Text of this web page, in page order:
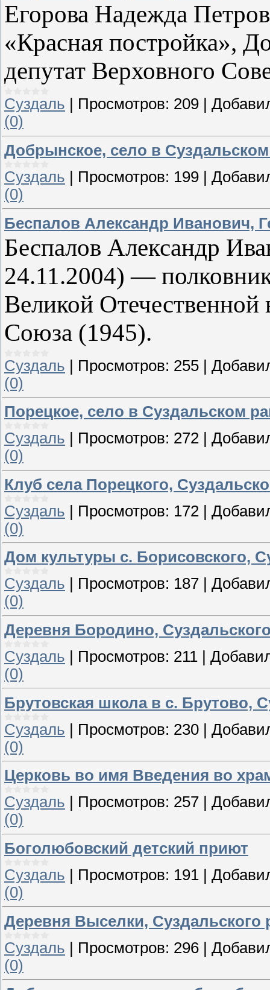
Егорова Надежда
«Красная постройка»,
депутат Верховного
Суздаль Просмотров: 209
(0)
Добрынское, село в
Суздаль
Просмотров: 199
(0)
Беспалов Александр Иванович,
Беспалов Александр
24.11.2004) —
Великой
Союза (1945).
Суздаль | Просмотров: 255 |
(0)
Порецкое, село в Суздальском
Суздаль
Просмотров: 272
(0)
Клуб села Порецкого,
Суздаль
Просмотров: 172
(0)
Дом культуры с. Борисовского,
Суздаль
Просмотров: 187
(0)
Деревня Бородино,
Суздаль
Просмотров: 211
(0)
Брутовская школа в с. Брутово,
Суздаль | Просмотров: 230 |
(0)
Церковь во имя Введения во
Суздаль
Просмотров: 257
(0)
Боголюбовский детский приют
Суздаль
Просмотров: 191
(0)
Деревня Выселки, Суздальского
Суздаль | Просмотров: 296 |
(0)